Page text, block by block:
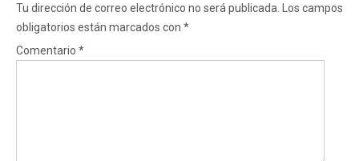
Tu dirección de correo electrónico no será publicada.
Los campos
obligatorios están marcados con *
Comentario *